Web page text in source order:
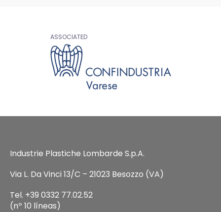
ASSOCIATED
Industrie Plastiche Lombarde S.p.A.
Via L. Da Vinci 13/C – 21023 Besozzo (VA)
Tel. +39 0332 77.02.52
(nº 10 líneas)